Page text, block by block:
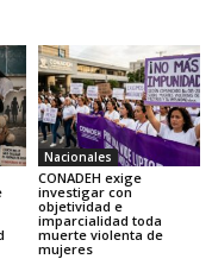
Nacionales
CONADEH exige
investigar con
objetividad e
imparcialidad toda
muerte violenta de
mujeres